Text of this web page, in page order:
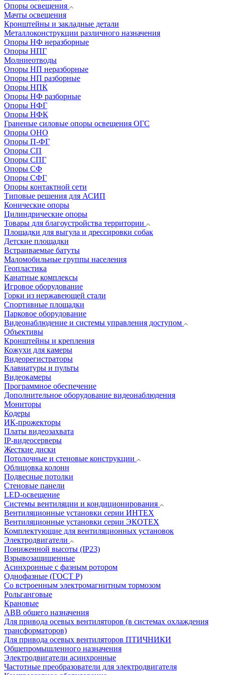
Опоры освещения
Мачты освещения
Кронштейны и закладные детали
Металлоконструкции различного назначения
Опоры НФ неразборные
Опоры НПГ
Молниеотводы
Опоры НП неразборные
Опоры НП разборные
Опоры НПК
Опоры НФ разборные
Опоры НФГ
Опоры НФК
Граненые силовые опоры освещения ОГС
Опоры ОНО
Опоры П-ФГ
Опоры СП
Опоры СПГ
Опоры СФ
Опоры СФГ
Опоры контактной сети
Типовые решения для АСИП
Конические опоры
Цилиндрические опоры
Товары для благоустройства территории
Площадки для выгула и дрессировки собак
Детские площадки
Встраиваемые батуты
Маломобильные группы населения
Геопластика
Канатные комплексы
Игровое оборудование
Горки из нержавеющей стали
Спортивные площадки
Парковое оборудование
Видеонаблюдение и системы управления доступом
Объективы
Кронштейны и крепления
Кожухи для камеры
Видеорегистраторы
Клавиатуры и пульты
Видеокамеры
Программное обеспечение
Дополнительное оборудование видеонаблюдения
Мониторы
Кодеры
ИК-прожекторы
Платы видеозахвата
IP-видеосерверы
Жесткие диски
Потолочные и стеновые конструкции
Облицовка колонн
Подвесные потолки
Стеновые панели
LED-освещение
Системы вентиляции и кондиционирования
Вентиляционные установки серии ИНТЕХ
Вентиляционные установки серии ЭКОТЕХ
Комплектующие для вентиляционных установок
Электродвигатели
Пониженной высоты (IP23)
Взрывозащищенные
Асинхронные с фазным ротором
Однофазные (ГОСТ Р)
Со встроенным электромагнитным тормозом
Рольганговые
Крановые
АВВ общего назначения
Для привода осевых вентиляторов (в системах охлаждения
трансформаторов)
Для привода осевых вентиляторов ПТИЧНИКИ
Общепромышленного назначения
Электродвигатели асинхронные
Частотные преобразователи для электродвигателя